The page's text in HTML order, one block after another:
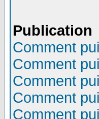
Publication
Comment
Comment
Comment
Comment
Comment